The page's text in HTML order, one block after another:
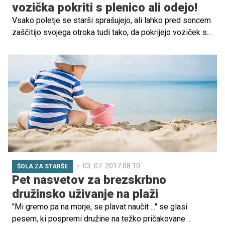
vozička pokriti s plenico ali odejo!
Vsako poletje se starši sprašujejo, ali lahko pred soncem
zaščitijo svojega otroka tudi tako, da pokrijejo voziček s
naraste temperatura v pokritem vozičku!
ŠOLA ZA STARŠE 03. 07. 2017 08.10
Pet nasvetov za brezskrbno
družinsko uživanje na plaži
''Mi gremo pa na morje, se plavat naučit ...'' se glasi
pesem, ki pospremi družine na težko pričakovane